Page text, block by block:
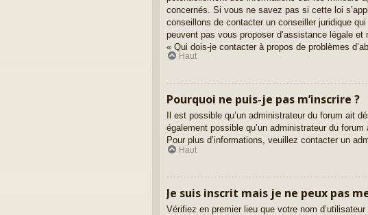
concernés. Si vous ne savez pas si cette loi
conseillons de contacter un conseiller juridique
peuvent pas vous proposer d’assistance légale
« Qui dois-je contacter à propos de problèmes
Haut
Pourquoi ne puis-je pas m’inscrire ?
Il est possible qu’un administrateur du forum ait
également possible qu’un administrateur du
Pour plus d’informations, veuillez contacter un
Haut
Je suis inscrit mais je ne peux pas
Vérifiez en premier lieu que votre nom